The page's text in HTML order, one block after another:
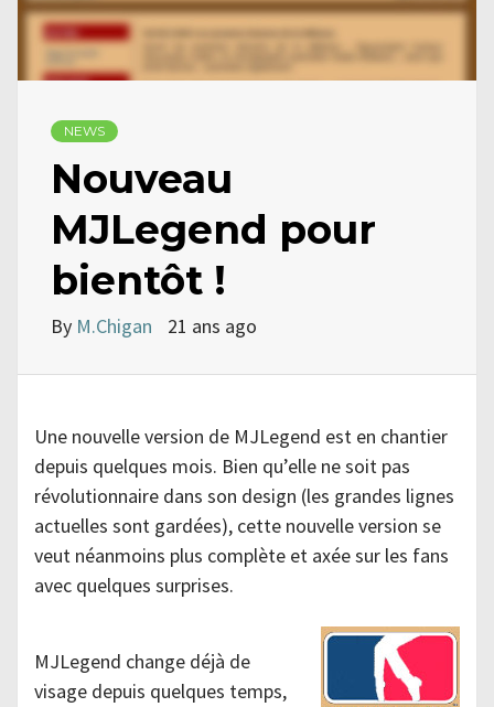
NEWS
Nouveau
MJLegend pour
bientôt !
By M.Chigan 21 ans ago
Une nouvelle version de MJLegend est en chantier
depuis quelques mois. Bien qu’elle ne soit pas
révolutionnaire dans son design (les grandes lignes
actuelles sont gardées), cette nouvelle version se
veut néanmoins plus complète et axée sur les fans
avec quelques surprises.
MJLegend change déjà de
visage depuis quelques temps,